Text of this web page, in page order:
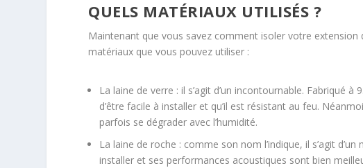
QUELS MATÉRIAUX UTILISÉS ?
Maintenant que vous savez comment isoler votre
matériaux que vous pouvez utiliser :
La laine de verre : il s’agit d’un incontournable. Fabriqué
d’être facile à installer et qu’il est résistant au feu.
parfois se dégrader avec l’humidité.
La laine de roche : comme son nom l’indique, il s’agit
installer et ses performances acoustiques sont bien